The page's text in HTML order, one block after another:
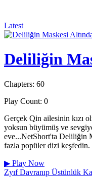
Latest
Deliliğin
Chapters: 60
Play Count: 0
Gerçek Qin ailesinin kızı
yoksun büyümüş ve
eve...NetShort'ta Deliliğin
fazla popüler dizi keşfedin.
▶ Play Now
Zyıf Davranıp Üstünlük